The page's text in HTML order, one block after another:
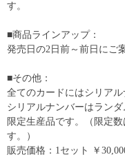
す。
■商品ラインアップ：
発売日の2日前～前日にご
■その他：
全てのカードにはシリアル
シリアルナンバーはランダ
限定生産品です。（限定
す。）
販売価格：1セット ￥